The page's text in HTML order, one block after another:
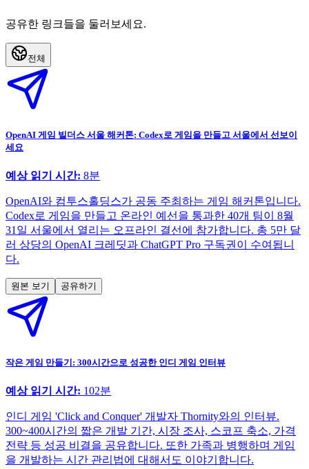
공유한 링크들을 둘러보세요.
전체
OpenAI 게임 빌더스 서울 해커톤: Codex로 게임을 만들고 서울에서 선보이
세요
예상 읽기 시간: 8분
OpenAI와 컴투스홀딩스가 공동 주최하는 게임 해커톤입니다.
Codex로 게임을 만들고 온라인 예선을 통과한 40개 팀이 8월
31일 서울에서 열리는 오프라인 결선에 참가합니다. 총 5만 달
러 상당의 OpenAI 크레딧과 ChatGPT Pro 구독권이 수여됩니
다.
원본 보기 공유하기
작은 게임 만들기: 300시간으로 성공한 인디 게임 인터뷰
예상 읽기 시간: 102분
인디 게임 'Click and Conquer' 개발자 Thornity와의 인터뷰.
300~400시간의 짧은 개발 기간, 시장 조사, 스코프 축소, 가격
전략 등 성공 비결을 공유합니다. 또한 가족과 병행하며 게임
을 개발하는 시간 관리법에 대해서도 이야기합니다.